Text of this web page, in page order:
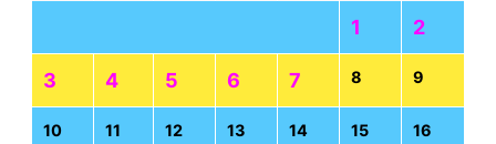
1 2
3 4 5 6 7 8 9
10 11 12 13 14 15 16